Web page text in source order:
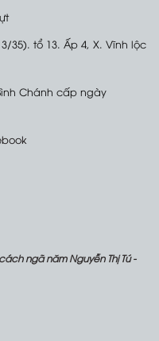
35). tổ 13. Ấp 4, X. Vĩnh lộc
Chánh cấp ngày
ngã năm Nguyễn Thị Tú -